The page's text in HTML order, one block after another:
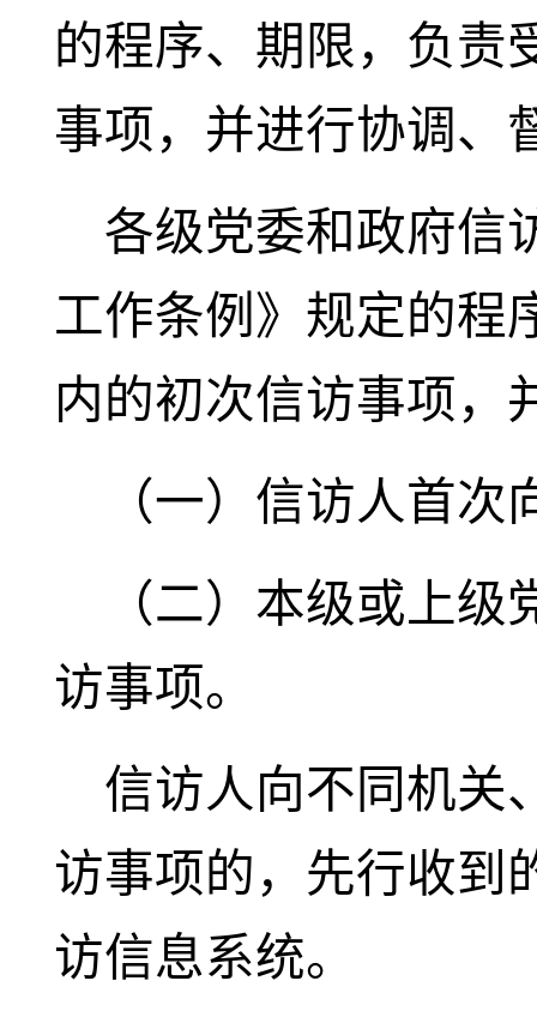
的程序、期限，负责
事项，并进行协调、
各级党委和政府信
工作条例》规定的程
内的初次信访事项，
（一）信访人首
（二）本级或上
访事项。
信访人向不同机关
访事项的，先行收到
访信息系统。